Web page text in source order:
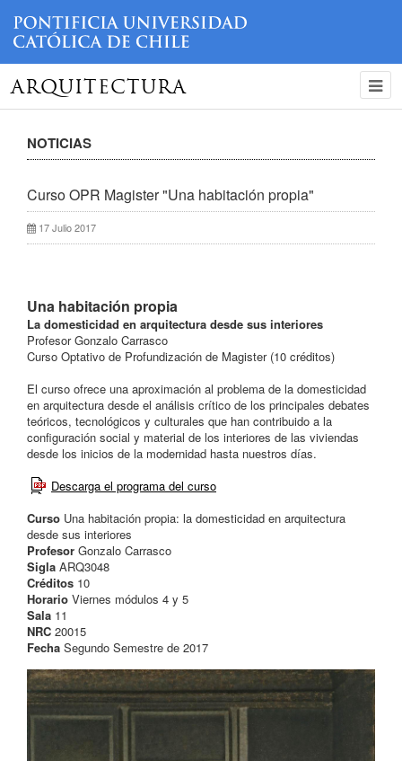
ARQUITECTURA
NOTICIAS
Curso OPR Magister "Una habitación propia"
17 Julio 2017
Una habitación propia
La domesticidad en arquitectura desde sus interiores
Profesor Gonzalo Carrasco
Curso Optativo de Profundización de Magister (10 créditos)
El curso ofrece una aproximación al problema de la domesticidad
en arquitectura desde el análisis crítico de los principales debates
teóricos, tecnológicos y culturales que han contribuido a la
configuración social y material de los interiores de las viviendas
desde los inicios de la modernidad hasta nuestros días.
Descarga el programa del curso
Curso Una habitación propia: la domesticidad en arquitectura
desde sus interiores
Profesor Gonzalo Carrasco
Sigla ARQ3048
Créditos 10
Horario Viernes módulos 4 y 5
Sala 11
NRC 20015
Fecha Segundo Semestre de 2017